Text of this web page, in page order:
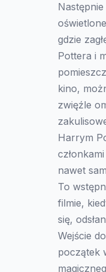
gdzie
Pottera i
kino,
zwięźle
Harrym
nawet
To
filmie,
się,
Wejście
początek